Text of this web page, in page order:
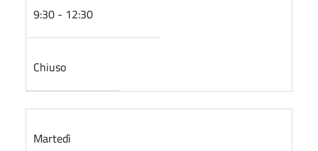
9:30 - 12:30
Chiuso
Martedì